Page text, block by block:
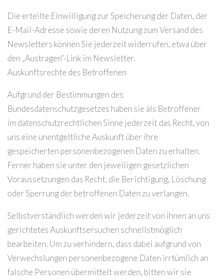
Die erteilte Einwilligung zur Speicherung der Daten, der
E-Mail-Adresse sowie deren Nutzung zum Versand des
Newsletters können Sie jederzeit widerrufen, etwa über
den „Austragen“-Link im Newsletter.
Auskunftsrechte des Betroffenen
Aufgrund der Bestimmungen des
Bundesdatenschutzgesetzes haben sie als Betroffener
im datenschutzrechtlichen Sinne jederzeit das Recht, von
uns eine unentgeltliche Auskunft über ihre
gespeicherten personenbezogenen Daten zu erhalten.
Ferner haben sie unter den jeweiligen gesetzlichen
Voraussetzungen das Recht, die Berichtigung, Löschung
oder Sperrung der betroffenen Daten zu verlangen.
Selbstverständlich werden wir jederzeit von ihnen an uns
gerichtetes Auskunftsersuchen schnellstmöglich
bearbeiten. Um zu verhindern, dass dabei aufgrund von
Verwechslungen personenbezogene Daten irrtümlich an
falsche Personen übermittelt werden, bitten wir sie